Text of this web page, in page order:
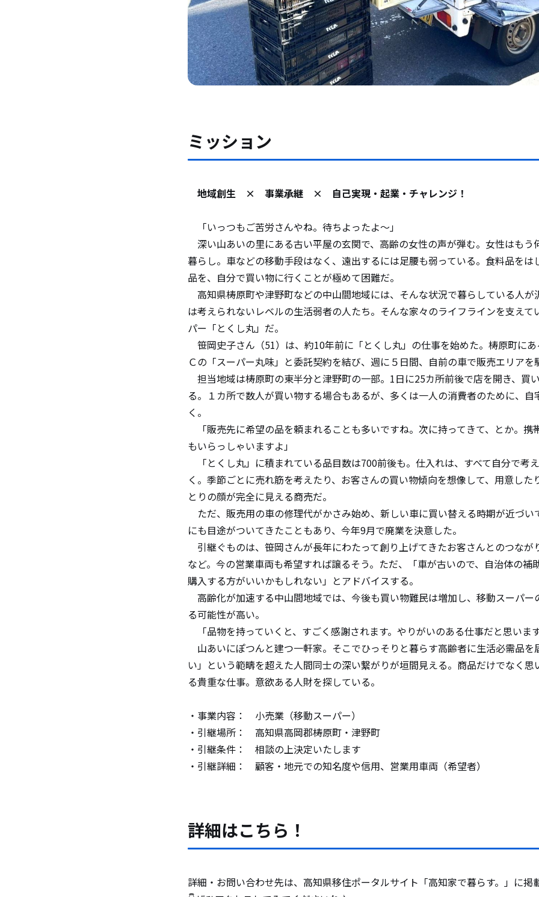
ミッション
地域創生 × 事業承継 × 自己実現・起業・チャレンジ！
「いっつもご苦労さんやね。待ちよったよ～」
深い山あいの里にある古い平屋の玄関で、高齢の女性の声が弾む。女性はもう
暮らし。車などの移動手段はなく、遠出するには足腰も弱っている。食料品をは
品を、自分で買い物に行くことが極めて困難だ。
高知県梼原町や津野町などの中山間地域には、そんな状況で暮らしている人が
は考えられないレベルの生活弱者の人たち。そんな家々のライフラインを支えて
パー「とくし丸」だ。
笹岡史子さん（51）は、約10年前に「とくし丸」の仕事を始めた。梼原町に
Ｃの「スーパー丸味」と委託契約を結び、週に５日間、自前の車で販売エリアを
担当地域は梼原町の東半分と津野町の一部。1日に25カ所前後で店を開き、買
る。１カ所で数人が買い物する場合もあるが、多くは一人の消費者のために、自
く。
「販売先に希望の品を頼まれることも多いですね。次に持ってきて、とか。携
もいらっしゃいますよ」
「とくし丸」に積まれている品目数は700前後も。仕入れは、すべて自分で考
く。季節ごとに売れ筋を考えたり、お客さんの買い物傾向を想像して、用意した
とりの顔が完全に見える商売だ。
ただ、販売用の車の修理代がかさみ始め、新しい車に買い替える時期が近づい
にも目途がついてきたこともあり、今年9月で廃業を決意した。
引継ぐものは、笹岡さんが長年にわたって創り上げてきたお客さんとのつなが
など。今の営業車両も希望すれば譲るそう。ただ、「車が古いので、自治体の補
購入する方がいいかもしれない」とアドバイスする。
高齢化が加速する中山間地域では、今後も買い物難民は増加し、移動スーパー
る可能性が高い。
「品物を持っていくと、すごく感謝されます。やりがいのある仕事だと思いま
山あいにぽつんと建つ一軒家。そこでひっそりと暮らす高齢者に生活必需品を
い」という範疇を超えた人間同士の深い繋がりが垣間見える。商品だけでなく思
る貴重な仕事。意欲ある人財を探している。
・事業内容： 小売業（移動スーパー）
・引継場所： 高知県高岡郡梼原町・津野町
・引継条件： 相談の上決定いたします
・引継詳細： 顧客・地元での知名度や信用、営業用車両（希望者）
詳細はこちら！
詳細・お問い合わせ先は、高知県移住ポータルサイト「高知家で暮らす。」に掲